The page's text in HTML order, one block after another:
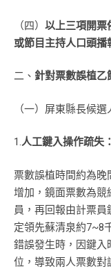
（四） 以上三項開票
或節目主持人口頭播
二、 針對票數誤植乙
（一）屏東縣長候
1.人工鍵入操作疏失：
票數誤植時間約為晚
增加，鏡面票數為競
員，再回報由計票
定領先蘇清泉約7~8
錯誤發生時，因鍵入
位，導致兩人票數對